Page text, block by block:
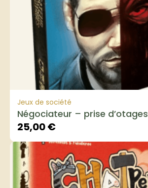
Jeux de société
Négociateur – prise d’otages
25,00€